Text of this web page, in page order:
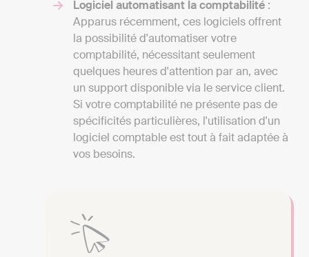
Logiciel automatisant la comptabilité :
Apparus récemment, ces logiciels offrent
la possibilité d'automatiser votre
comptabilité, nécessitant seulement
quelques heures d'attention par an, avec
un support disponible via le service client.
Si votre comptabilité ne présente pas de
spécificités particulières, l'utilisation d'un
logiciel comptable est tout à fait adaptée à
vos besoins.